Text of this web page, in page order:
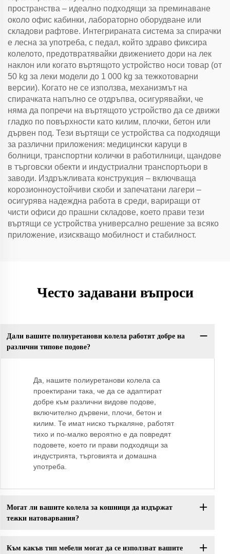
пространства – идеално подходящи за преминаване
около офис кабинки, лабораторно оборудване или
складови рафтове. Интегрираната система за спирачки
е лесна за употреба, с педал, който здраво фиксира
колелото, предотвратявайки движението дори на лек
наклон или когато въртящото устройство носи товар (от
50 kg за леки модели до 1 000 kg за тежкотоварни
версии). Когато не се използва, механизмът на
спирачката напълно се отдръпва, осигурявайки, че
няма да попречи на въртящото устройство да се движи
гладко по повърхности като килим, плочки, бетон или
дървен под. Тези въртящи се устройства са подходящи
за различни приложения: медицински каруци в
болници, транспортни колички в работилници, щандове
в търговски обекти и индустриални транспортьори в
заводи. Издръжливата конструкция – включваща
корозионноустойчиви скоби и запечатани лагери –
осигурява надеждна работа в среди, вариращи от
чисти офиси до прашни складове, което прави тези
въртящи се устройства универсално решение за всяко
приложение, изискващо мобилност и стабилност.
Често задавани въпроси
Дали вашите полиуретанови колела работят добре на
различни типове подове?
Да, нашите полиуретанови колела са
проектирани така, че да се адаптират
добре към различни видове подове,
включително дървени, плочи, бетон и
килим. Те имат ниско търкаляне, работят
тихо и по-малко вероятно е да повредят
подовете, което ги прави подходящи за
индустрията, търговията и домашна
употреба.
Могат ли вашите колела за кошници да издържат
тежки натоварвания?
Към какъв тип мебели могат да се използват вашите